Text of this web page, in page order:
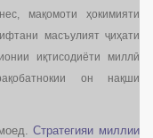
мақомоти ҳокимияти
масъулият ҷиҳати
иқтисодиёти миллӣ
он нақши
Стратегияи миллии